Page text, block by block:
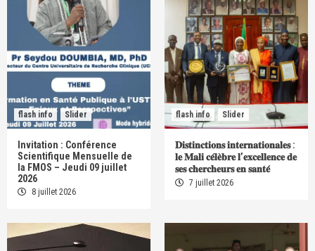
flash info Slider
Invitation : Conférence
Scientifique Mensuelle de
la FMOS – Jeudi 09 juillet
2026
8 juillet 2026
flash info Slider
𝐃𝐢𝐬𝐭𝐢𝐧𝐜𝐭𝐢𝐨𝐧𝐬 𝐢𝐧𝐭𝐞𝐫𝐧𝐚𝐭𝐢𝐨𝐧𝐚𝐥𝐞𝐬 :
𝐥𝐞 𝐌𝐚𝐥𝐢 𝐜𝐞́𝐥𝐞̀𝐛𝐫𝐞 𝐥’𝐞𝐱𝐜𝐞𝐥𝐥𝐞𝐧𝐜𝐞 𝐝𝐞
𝐬𝐞𝐬 𝐜𝐡𝐞𝐫𝐜𝐡𝐞𝐮𝐫𝐬 𝐞𝐧 𝐬𝐚𝐧𝐭𝐞́
7 juillet 2026